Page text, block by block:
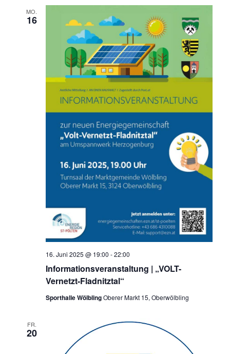
MO.
16
Informationsveranstaltung | „VOLT-
Vernetzt-Fladnitztal“
16. Juni 2025 @ 19:00 -22:00
Sporthalle WölblingOberer Markt 15, Oberwölbling
FR.
20